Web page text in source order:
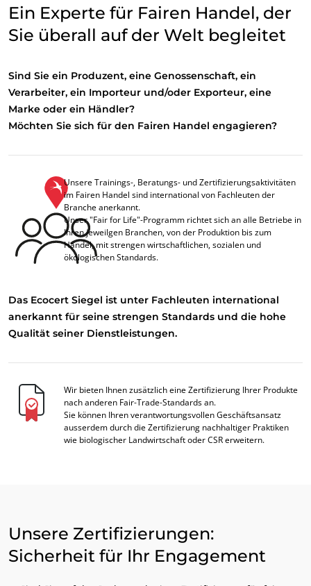
Kosmetik
Textil
Ein Experte für Fairen Handel, der
Sie überall auf der Welt begleitet
Sind Sie ein Produzent, eine Genossenschaft, ein
Verarbeiter, ein Importeur und/oder Exporteur, eine
Marke oder ein Händler?
Möchten Sie sich für den Fairen Handel engagieren?
Unsere Trainings-, Beratungs- und Zertifizierungsaktivitäten
im Fairen Handel sind international von Fachleuten der
Branche anerkannt.
Unser "Fair for Life"-Programm richtet sich an alle Betriebe in
Ihren jeweilgen Branchen, von der Produktion bis zum
Handel, mit strengen wirtschaftlichen, sozialen und
ökologischen Standards.
Das Ecocert Siegel ist unter Fachleuten international
anerkannt für seine strengen Standards und die hohe
Qualität seiner Dienstleistungen.
Wir bieten Ihnen zusätzlich eine Zertifizierung Ihrer Produkte
nach anderen Fair-Trade-Standards an.
Sie können Ihren verantwortungsvollen Geschäftsansatz
ausserdem durch die Zertifizierung nachhaltiger Praktiken
wie biologischer Landwirtschaft oder CSR erweitern.
Unsere Zertifizierungen:
Sicherheit für Ihr Engagement